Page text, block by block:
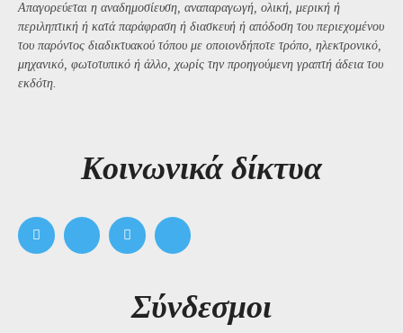
Απαγορεύεται η αναδημοσίευση, αναπαραγωγή, ολική, μερική ή
περιληπτική ή κατά παράφραση ή διασκευή ή απόδοση του περιεχομένου
του παρόντος διαδικτυακού τόπου με οποιονδήποτε τρόπο, ηλεκτρονικό,
μηχανικό, φωτοτυπικό ή άλλο, χωρίς την προηγούμενη γραπτή άδεια του
εκδότη.
Kοινωνικά δίκτυα
Σύνδεσμοι